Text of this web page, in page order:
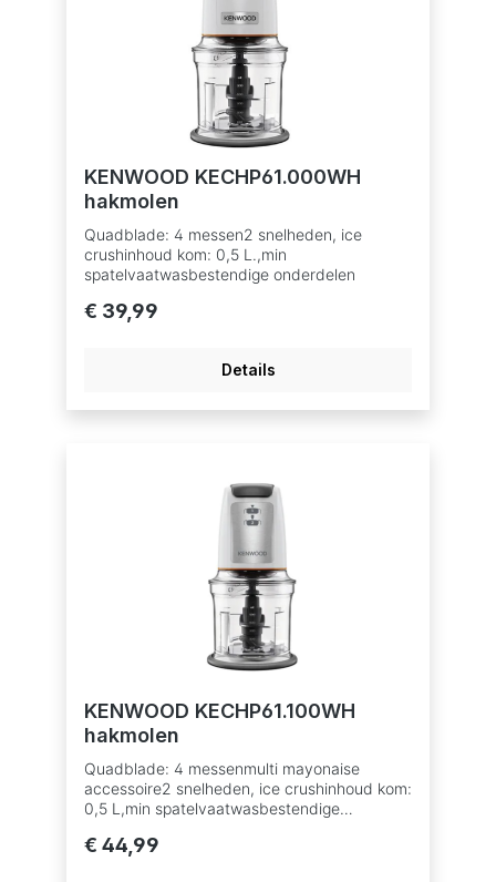
KENWOOD KECHP61.000WH
hakmolen
Quadblade: 4 messen2 snelheden, ice
crushinhoud kom: 0,5 L.,min
spatelvaatwasbestendige onderdelen
€ 39,99
Details
KENWOOD KECHP61.100WH
hakmolen
Quadblade: 4 messenmulti mayonaise
accessoire2 snelheden, ice crushinhoud kom:
0,5 L,min spatelvaatwasbestendige
€ 44,99